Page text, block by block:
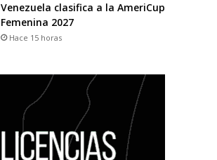
Venezuela clasifica a la AmeriCup
Femenina 2027
Hace 15 horas